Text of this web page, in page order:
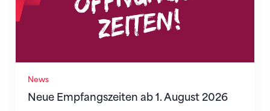
News
Neue Empfangszeiten ab 1. August 2026